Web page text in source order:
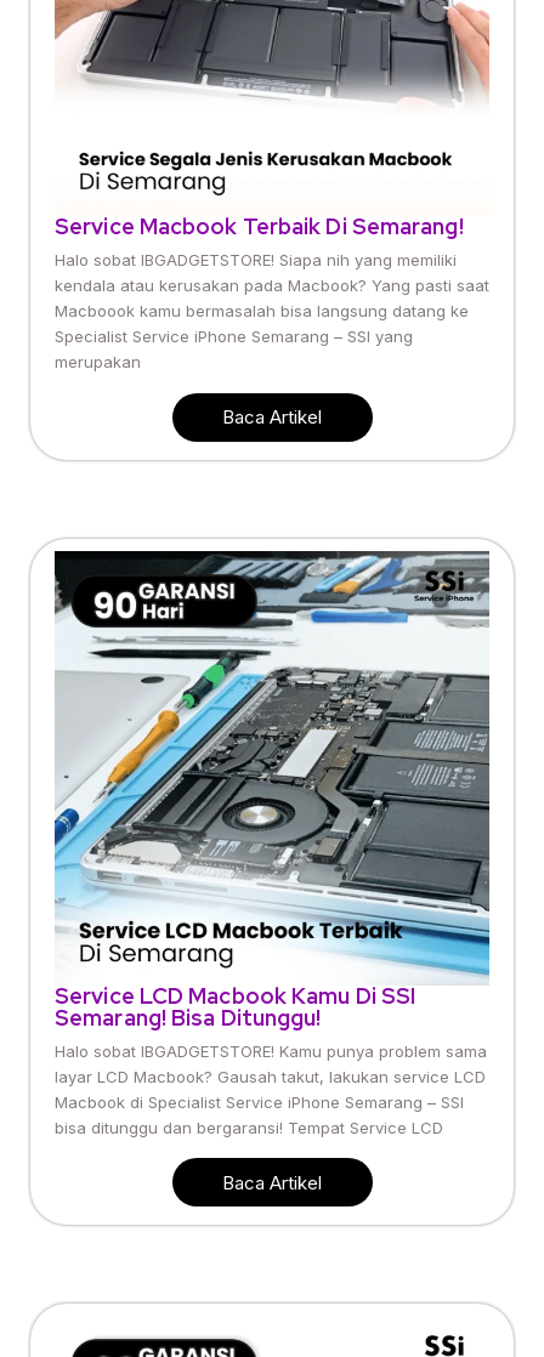
Service Macbook Terbaik Di Semarang!
Halo sobat IBGADGETSTORE! Siapa nih yang memiliki
kendala atau kerusakan pada Macbook? Yang pasti saat
Macboook kamu bermasalah bisa langsung datang ke
Specialist Service iPhone Semarang – SSI yang
merupakan
Baca Artikel
Service LCD Macbook Kamu Di SSI
Semarang! Bisa Ditunggu!
Halo sobat IBGADGETSTORE! Kamu punya problem sama
layar LCD Macbook? Gausah takut, lakukan service LCD
Macbook di Specialist Service iPhone Semarang – SSI
bisa ditunggu dan bergaransi! Tempat Service LCD
Baca Artikel